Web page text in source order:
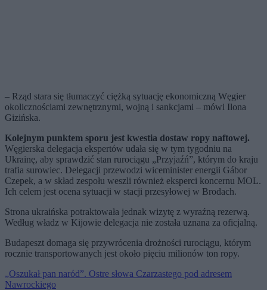
– Rząd stara się tłumaczyć ciężką sytuację ekonomiczną Węgier
okolicznościami zewnętrznymi, wojną i sankcjami – mówi Ilona
Gizińska.
Kolejnym punktem sporu jest kwestia dostaw ropy naftowej.
Węgierska delegacja ekspertów udała się w tym tygodniu na
Ukrainę, aby sprawdzić stan rurociągu „Przyjaźń”, którym do kraju
trafia surowiec. Delegacji przewodzi wiceminister energii Gábor
Czepek, a w skład zespołu weszli również eksperci koncernu MOL.
Ich celem jest ocena sytuacji w stacji przesyłowej w Brodach.
Strona ukraińska potraktowała jednak wizytę z wyraźną rezerwą.
Według władz w Kijowie delegacja nie została uznana za oficjalną.
Budapeszt domaga się przywrócenia drożności rurociągu, którym
rocznie transportowanych jest około pięciu milionów ton ropy.
„Oszukał pan naród”. Ostre słowa Czarzastego pod adresem
Nawrockiego